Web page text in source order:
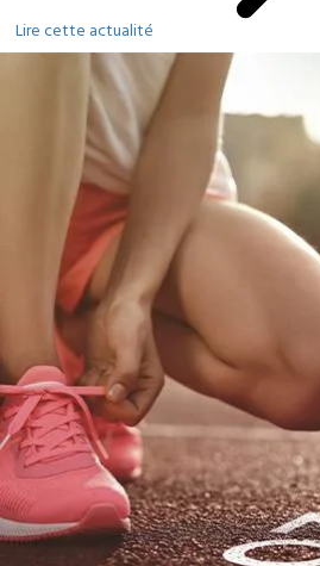
Lire cette actualité